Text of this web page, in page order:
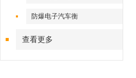
防爆电子汽车衡
查看更多